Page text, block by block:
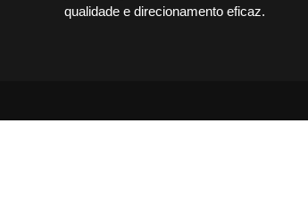
qualidade e direcionamento eficaz.